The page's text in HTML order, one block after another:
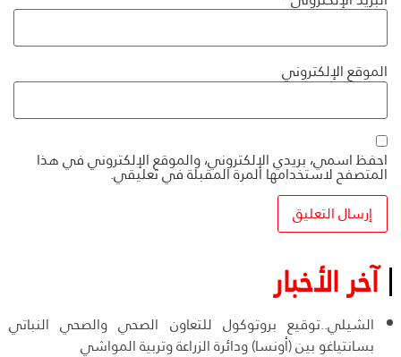
الموقع الإلكتروني
احفظ اسمي، بريدي الإلكتروني، والموقع الإلكتروني في هذا
المتصفح لاستخدامها المرة المقبلة في تعليقي.
آخر الأخبار
الشيلي..توقيع بروتوكول للتعاون الصحي والصحي النباتي
بسانتياغو بين (أونسا) ودائرة الزراعة وتربية المواشي